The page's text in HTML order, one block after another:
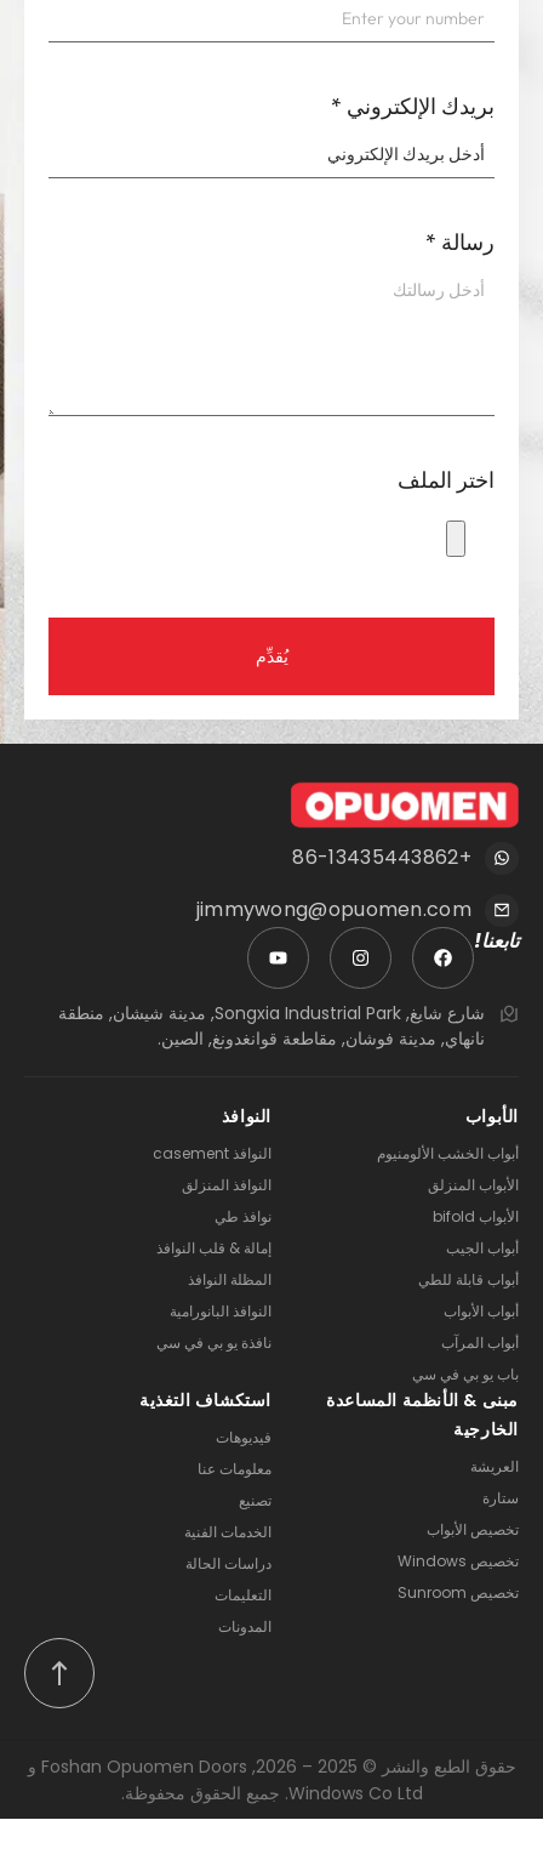
بريدك الإلكتروني*
رسالة *
اختر الملف
يُقدِّم
jimmywong@opuomen.com
تابعنا!
شارع شايغ, Songxia Industrial Park, مدينة شيشان, منطقة
نانهاي, مدينة فوشان, مقاطعة قوانغدونغ, الصين.
الأبواب
أبواب الخشب الألومنيوم
الأبواب المنزلق
الأبواب bifold
أبواب الجيب
أبواب قابلة للطي
أبواب الأبواب
أبواب المرآب
باب يو بي في سي
النوافذ
النوافذ casement
النوافذ المنزلق
نوافذ طي
إمالة & قلب النوافذ
المظلة النوافذ
النوافذ البانورامية
نافذة يو بي في سي
مبنى & الأنظمة المساعدة
الخارجية
العريشة
ستارة
تخصيص الأبواب
تخصيص Windows
تخصيص Sunroom
استكشاف التغذية
فيديوهات
معلومات عنا
تصنيع
الخدمات الفنية
دراسات الحالة
التعليمات
المدونات
حقوق الطبع والنشر © 2025 – 2026, Foshan Opuomen Doors و
Windows Co Ltd. جميع الحقوق محفوظة.